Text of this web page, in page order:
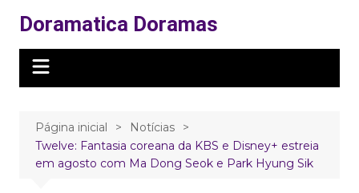
para
conteúdo
Doramatica Doramas
Página inicial
Notícias
Twelve: Fantasia coreana da KBS e Disney+ estreia
em agosto com Ma Dong Seok e Park Hyung Sik